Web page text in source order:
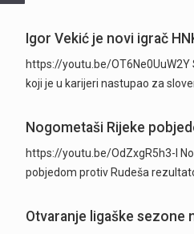
Igor Vekić je novi igrač
https://youtu.be/OT6Ne0UuW2Y
koji je u karijeri nastupao za
Nogometaši Rijeke
https://youtu.be/OdZxgR5h3-I
pobjedom protiv Rudeša
Otvaranje ligaške sezone